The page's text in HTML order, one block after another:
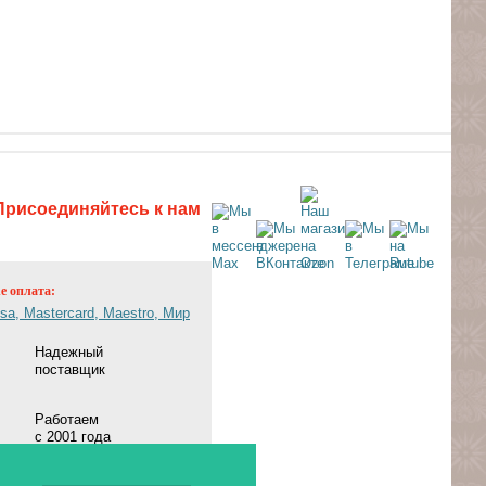
к нам
оплата:
Надежный
поставщик
Работаем
с 2001 года